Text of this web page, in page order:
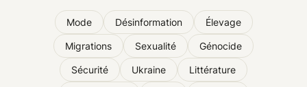
Mode Désinformation Élevage
Migrations Sexualité Génocide
Sécurité Ukraine Littérature